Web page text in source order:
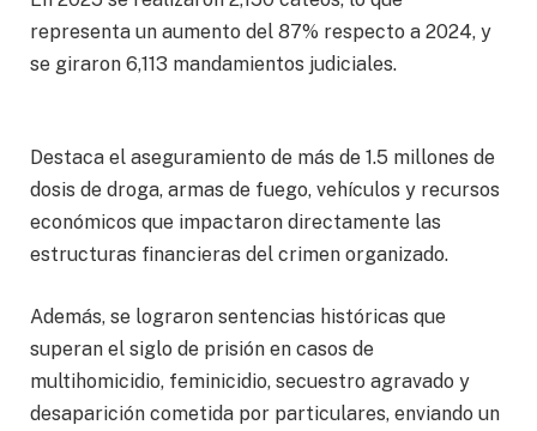
representa un aumento del 87% respecto a 2024, y
se giraron 6,113 mandamientos judiciales.
Destaca el aseguramiento de más de 1.5 millones de
dosis de droga, armas de fuego, vehículos y recursos
económicos que impactaron directamente las
estructuras financieras del crimen organizado.
Además, se lograron sentencias históricas que
superan el siglo de prisión en casos de
multihomicidio, feminicidio, secuestro agravado y
desaparición cometida por particulares, enviando un